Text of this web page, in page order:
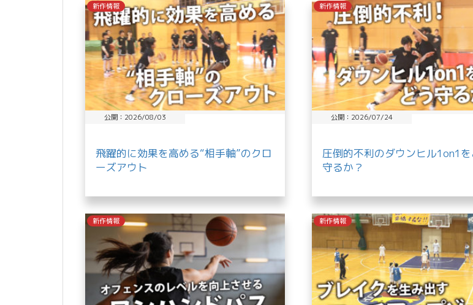
新作情報
公開：2026/08/03
飛躍的に効果を高める“相手軸”のクロ
ーズアウト
新作情報
公開：2026/07/24
圧倒的不利のダウンヒル1on1を
守るか？
新作情報 新作情報